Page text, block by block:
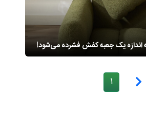
اندازه یک جعبه کفش فشرده می‌شود!
1